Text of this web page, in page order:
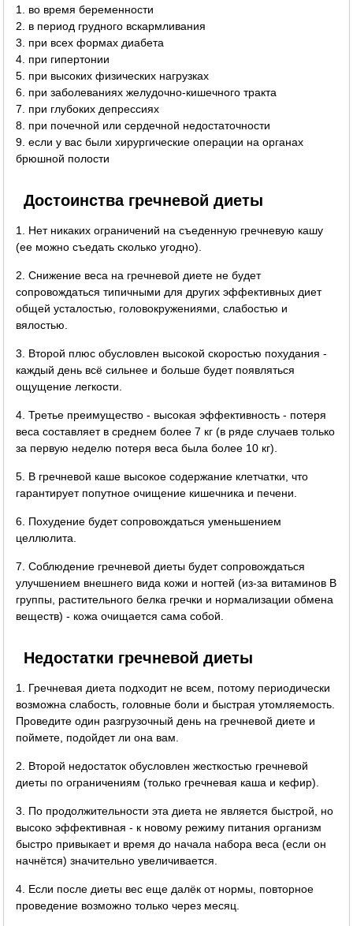
1. во время беременности
2. в период грудного вскармливания
3. при всех формах диабета
4. при гипертонии
5. при высоких физических нагрузках
6. при заболеваниях желудочно-кишечного тракта
7. при глубоких депрессиях
8. при почечной или сердечной недостаточности
9. если у вас были хирургические операции на органах
брюшной полости
Достоинства гречневой диеты
1. Нет никаких ограничений на съеденную гречневую кашу
(ее можно съедать сколько угодно).
2. Снижение веса на гречневой диете не будет
сопровождаться типичными для других эффективных диет
общей усталостью, головокружениями, слабостью и
вялостью.
3. Второй плюс обусловлен высокой скоростью похудания -
каждый день всё сильнее и больше будет появляться
ощущение легкости.
4. Третье преимущество - высокая эффективность - потеря
веса составляет в среднем более 7 кг (в ряде случаев только
за первую неделю потеря веса была более 10 кг).
5. В гречневой каше высокое содержание клетчатки, что
гарантирует попутное очищение кишечника и печени.
6. Похудение будет сопровождаться уменьшением
целлюлита.
7. Соблюдение гречневой диеты будет сопровождаться
улучшением внешнего вида кожи и ногтей (из-за витаминов B
группы, растительного белка гречки и нормализации обмена
веществ) - кожа очищается сама собой.
Недостатки гречневой диеты
1. Гречневая диета подходит не всем, потому периодически
возможна слабость, головные боли и быстрая утомляемость.
Проведите один разгрузочный день на гречневой диете и
поймете, подойдет ли она вам.
2. Второй недостаток обусловлен жесткостью гречневой
диеты по ограничениям (только гречневая каша и кефир).
3. По продолжительности эта диета не является быстрой, но
высоко эффективная - к новому режиму питания организм
быстро привыкает и время до начала набора веса (если он
начнётся) значительно увеличивается.
4. Если после диеты вес еще далёк от нормы, повторное
проведение возможно только через месяц.